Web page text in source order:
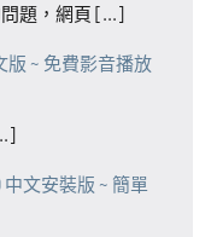
題，網頁 [...]
版 ~ 免費影音播放
中文安裝版 ~ 簡單